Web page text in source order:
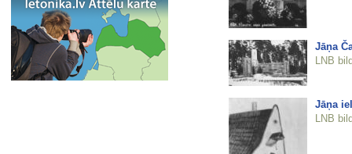
Jāņa
LNB
Jāņa
LNB